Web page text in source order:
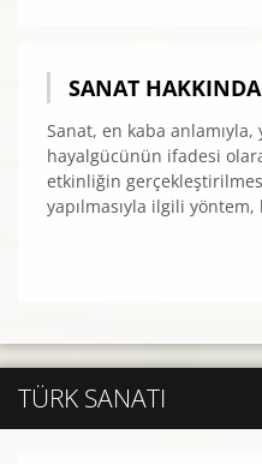
SANAT
Sanat, en kaba anlamıyla,
hayalgücünün ifadesi
etkinliğin
yapılmasıyla ilgili yöntem,
TÜRK SANATI